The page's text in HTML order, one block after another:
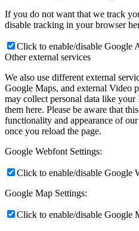
If you do not want that we track
disable tracking in your browser
Click to enable/disable Google
Other external services
We also use different external
Google Maps, and external Video
may collect personal data like
them here. Please be aware that
functionality and appearance of
once you reload the page.
Google Webfont Settings:
Click to enable/disable Google
Google Map Settings:
Click to enable/disable Google